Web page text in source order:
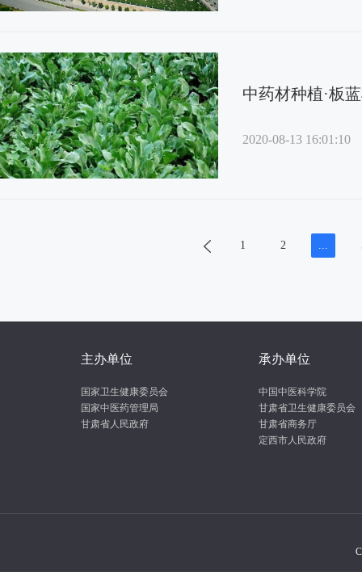
中药材种植·板
2020-08-13 16:01:10
1 2
主办单位
国家卫生健康委员会
国家中医药管理局
甘肃省人民政府
承办单位
中国中医科学院
甘肃省卫生健康委员会
甘肃省商务厅
定西市人民政府